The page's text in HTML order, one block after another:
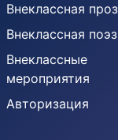
Внеклассная
Внеклассная
Внеклассные
мероприятия
Авторизация